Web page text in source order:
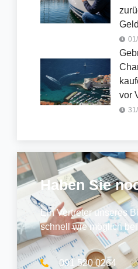
vor
Haben Sie
Ein Vertreter unseres
schnell wie möglich
091 520 0264